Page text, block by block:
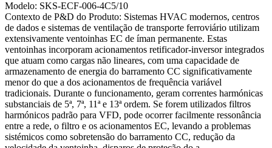
Modelo: SKS-ECF-006-4C5/10
Contexto de P&D do Produto: Sistemas HVAC modernos, centros
de dados e sistemas de ventilação de transporte ferroviário utilizam
extensivamente ventoinhas EC de íman permanente. Estas
ventoinhas incorporam acionamentos retificador-inversor integrados
que atuam como cargas não lineares, com uma capacidade de
armazenamento de energia do barramento CC significativamente
menor do que a dos acionamentos de frequência variável
tradicionais. Durante o funcionamento, geram correntes harmónicas
substanciais de 5ª, 7ª, 11ª e 13ª ordem. Se forem utilizados filtros
harmónicos padrão para VFD, pode ocorrer facilmente ressonância
entre a rede, o filtro e os acionamentos EC, levando a problemas
sistémicos como sobretensão do barramento CC, redução da